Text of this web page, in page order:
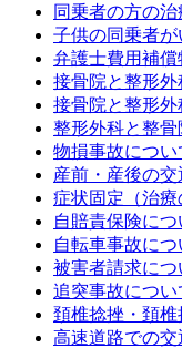
同乗者の方の
子供の同乗者
弁護士費用補償
接骨院と整形
接骨院と整形
整形外科と整骨
物損事故につい
産前・産後の
症状固定（治
自賠責保険につ
自転車事故につ
被害者請求につ
追突事故につい
頚椎捻挫・頚椎
高速道路での